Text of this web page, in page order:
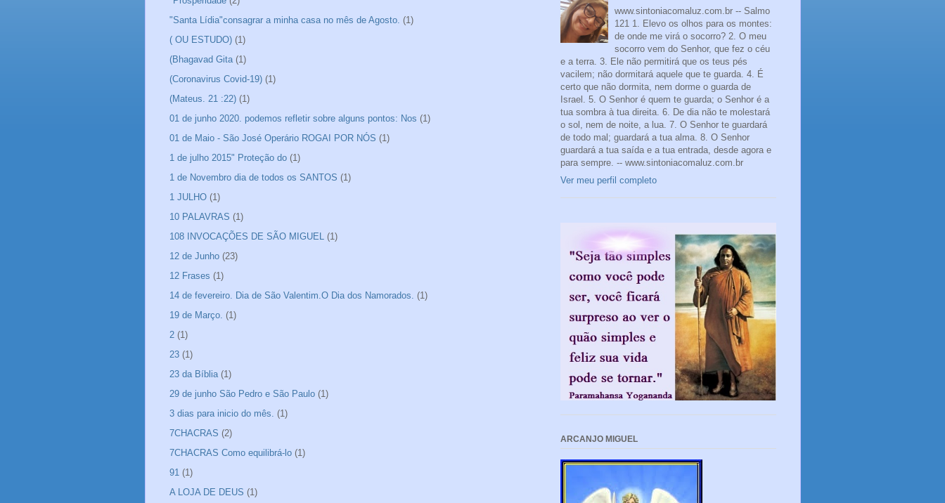
"Santa Lídia"consagrar a minha casa no mês de Agosto. (1)
( OU ESTUDO) (1)
(Bhagavad Gita (1)
(Coronavirus Covid-19) (1)
(Mateus. 21 :22) (1)
01 de junho 2020. podemos refletir sobre alguns pontos: Nos (1)
01 de Maio - São José Operário ROGAI POR NÓS (1)
1 de julho 2015" Proteção do (1)
1 de Novembro dia de todos os SANTOS (1)
1 JULHO (1)
10 PALAVRAS (1)
108 INVOCAÇÕES DE SÃO MIGUEL (1)
12 de Junho (23)
12 Frases (1)
14 de fevereiro. Dia de São Valentim.O Dia dos Namorados. (1)
19 de Março. (1)
2 (1)
23 (1)
23 da Bíblia (1)
29 de junho São Pedro e São Paulo (1)
3 dias para inicio do mês. (1)
7CHACRAS (2)
7CHACRAS Como equilibrá-lo (1)
91 (1)
A LOJA DE DEUS (1)
www.sintoniacomaluz.com.br -- Salmo
121 1. Elevo os olhos para os montes:
de onde me virá o socorro? 2. O meu
socorro vem do Senhor, que fez o céu
e a terra. 3. Ele não permitirá que os teus pés
vacilem; não dormitará aquele que te guarda. 4. É
certo que não dormita, nem dorme o guarda de
Israel. 5. O Senhor é quem te guarda; o Senhor é a
tua sombra à tua direita. 6. De dia não te molestará
o sol, nem de noite, a lua. 7. O Senhor te guardará
de todo mal; guardará a tua alma. 8. O Senhor
guardará a tua saída e a tua entrada, desde agora e
para sempre. -- www.sintoniacomaluz.com.br
Ver meu perfil completo
ARCANJO MIGUEL